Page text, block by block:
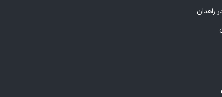
زاهدان